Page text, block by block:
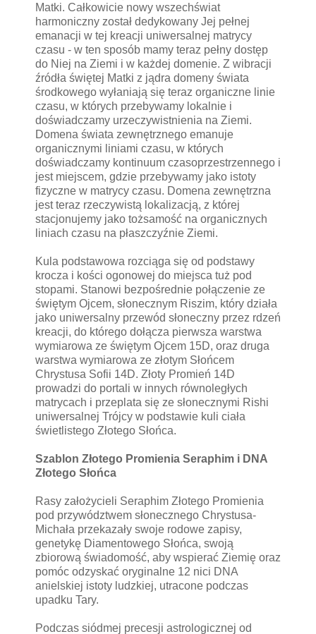
Matki. Całkowicie nowy wszechświat
harmoniczny został dedykowany Jej pełnej
emanacji w tej kreacji uniwersalnej matrycy
czasu - w ten sposób mamy teraz pełny dostęp
do Niej na Ziemi i w każdej domenie. Z wibracji
źródła świętej Matki z jądra domeny świata
środkowego wyłaniają się teraz organiczne linie
czasu, w których przebywamy lokalnie i
doświadczamy urzeczywistnienia na Ziemi.
Domena świata zewnętrznego emanuje
organicznymi liniami czasu, w których
doświadczamy kontinuum czasoprzestrzennego i
jest miejscem, gdzie przebywamy jako istoty
fizyczne w matrycy czasu. Domena zewnętrzna
jest teraz rzeczywistą lokalizacją, z której
stacjonujemy jako tożsamość na organicznych
liniach czasu na płaszczyźnie Ziemi.
Kula podstawowa rozciąga się od podstawy
krocza i kości ogonowej do miejsca tuż pod
stopami. Stanowi bezpośrednie połączenie ze
świętym Ojcem, słonecznym Riszim, który działa
jako uniwersalny przewód słoneczny przez rdzeń
kreacji, do którego dołącza pierwsza warstwa
wymiarowa ze świętym Ojcem 15D, oraz druga
warstwa wymiarowa ze złotym Słońcem
Chrystusa Sofii 14D. Złoty Promień 14D
prowadzi do portali w innych równoległych
matrycach i przeplata się ze słonecznymi Rishi
uniwersalnej Trójcy w podstawie kuli ciała
świetlistego Złotego Słońca.
Szablon Złotego Promienia Seraphim i DNA
Złotego Słońca
Rasy założycieli Seraphim Złotego Promienia
pod przywództwem słonecznego Chrystusa-
Michała przekazały swoje rodowe zapisy,
genetykę Diamentowego Słońca, swoją
zbiorową świadomość, aby wspierać Ziemię oraz
pomóc odzyskać oryginalne 12 nici DNA
anielskiej istoty ludzkiej, utracone podczas
upadku Tary.
Podczas siódmej precesji astrologicznej od